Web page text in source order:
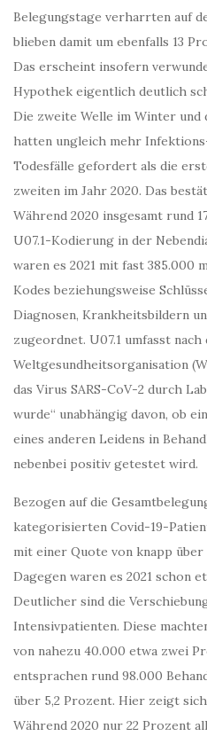
Belegungstage verharrten auf
blieben damit um ebenfalls 13
Das erscheint insofern
Hypothek eigentlich deutlich
Die zweite Welle im Winter
hatten ungleich mehr
Todesfälle gefordert als die
zweiten im Jahr 2020. Das
Während 2020 insgesamt rund
U07.1-Kodierung in der
waren es 2021 mit fast 385.000
Kodes beziehungsweise
Diagnosen, Krankheitsbildern
zugeordnet. U07.1 umfasst
Weltgesundheitsorganisation
das Virus SARS-CoV-2 durch
wurde“ unabhängig davon, ob
eines anderen Leidens in
nebenbei positiv getestet wird.
Bezogen auf die
kategorisierten Covid-19-
mit einer Quote von knapp
Dagegen waren es 2021 schon
Deutlicher sind die
Intensivpatienten. Diese
von nahezu 40.000 etwa zwei
entsprachen rund 98.000
über 5,2 Prozent. Hier zeigt
Während 2020 nur 22 Prozent